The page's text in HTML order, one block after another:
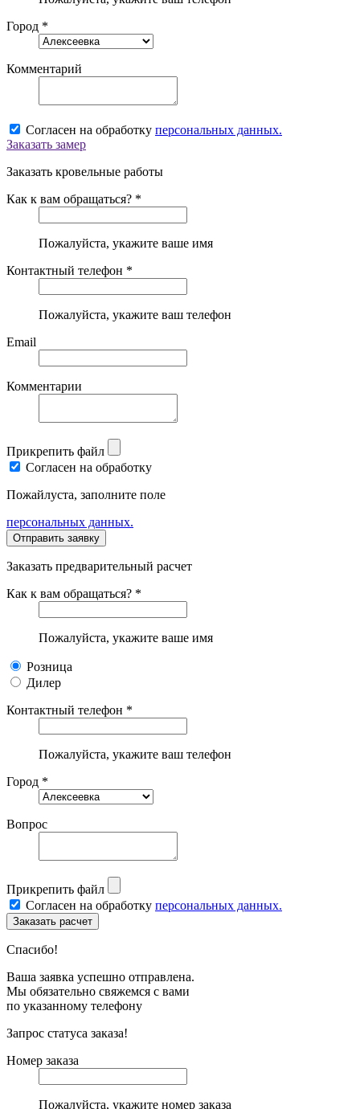
Город *
Комментарий
Согласен на обработку персональных данных.
Заказать замер
Заказать кровельные работы
Как к вам обращаться? *
Пожалуйста, укажите ваше имя
Контактный телефон *
Пожалуйста, укажите ваш телефон
Email
Комментарии
Прикрепить файл
Согласен на обработку
Пожайлуста, заполните поле
персональных данных.
Заказать предварительный расчет
Как к вам обращаться? *
Пожалуйста, укажите ваше имя
Розница
Дилер
Контактный телефон *
Пожалуйста, укажите ваш телефон
Город *
Вопрос
Прикрепить файл
Согласен на обработку персональных данных.
Спасибо!
Ваша заявка успешно отправлена.
Мы обязательно свяжемся с вами
по указанному телефону
Запрос статуса заказа!
Номер заказа
Пожалуйста, укажите номер заказа